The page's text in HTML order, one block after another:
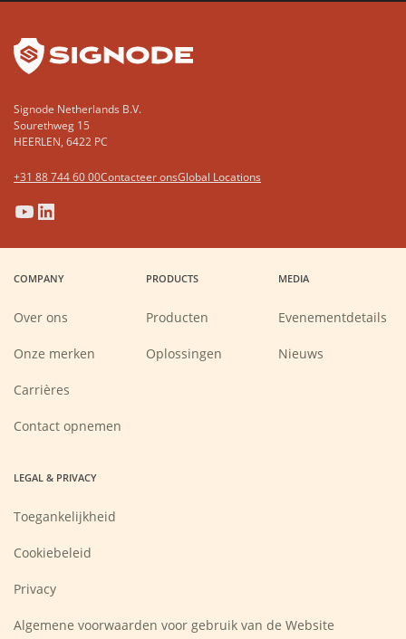
Signode Netherlands B.V.
Sourethweg 15
HEERLEN, 6422 PC
+31 88 744 60 00Contacteer onsGlobal Locations
(Opens
in
new
(Opens
in
new
(Opens
in
new
(Opens
in
new
COMPANY
Over ons
Onze merken
Carrières
new
window)
Contact opnemen
PRODUCTS
Producten
Oplossingen
MEDIA
Evenementdetails
Nieuws
LEGAL & PRIVACY
Toegankelijkheid
Cookiebeleid
Privacy
Algemene voorwaarden voor gebruik van de Website